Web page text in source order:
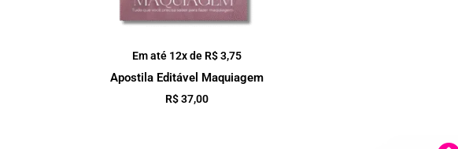
Em até 12x de R$3,75
Apostila Editável Maquiagem
R$37,00